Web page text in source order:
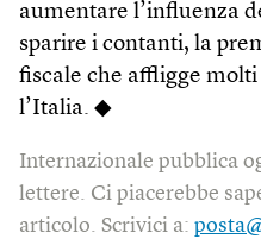
aumentare l’influenza
sparire i contanti, la
fiscale che affligge
l’Italia. ◆
Internazionale pubblica
lettere. Ci piacerebbe
articolo. Scrivici a: